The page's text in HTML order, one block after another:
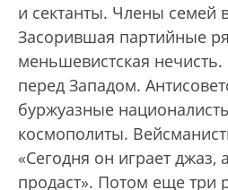
и сектанты. Члены семей
Засорившая партийные
меньшевистская
перед Западом.
буржуазные
космополиты.
«Сегодня он играет джаз,
продаст». Потом еще три